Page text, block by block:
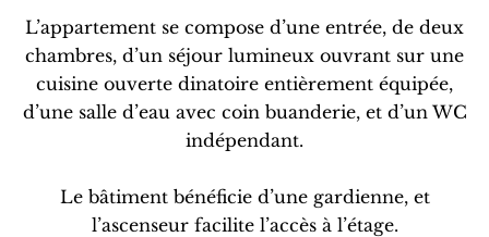
L’appartement se compose d’une entrée, de deux
chambres, d’un séjour lumineux ouvrant sur une
cuisine ouverte dinatoire entièrement équipée,
d’une salle d’eau avec coin buanderie, et d’un WC
indépendant.
Le bâtiment bénéficie d’une gardienne, et
l’ascenseur facilite l’accès à l’étage.